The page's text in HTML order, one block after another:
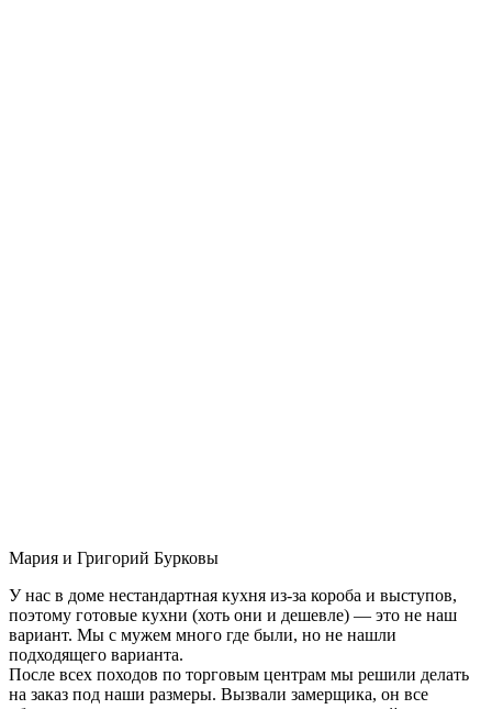
Мария и Григорий Бурковы
У нас в доме нестандартная кухня из-за короба и выступов,
поэтому готовые кухни (хоть они и дешевле) — это не наш
вариант. Мы с мужем много где были, но не нашли
подходящего варианта.
После всех походов по торговым центрам мы решили делать
на заказ под наши размеры. Вызвали замерщика, он все